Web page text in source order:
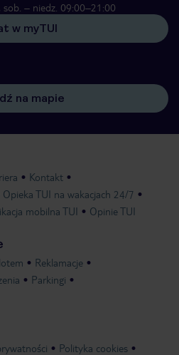
– niedz. 09:00–21:00
w myTUI
na mapie
Kontakt
Opieka TUI na wakacjach 24/7
mobilna TUI Opinie TUI
Reklamacje
Parkingi
Polityka cookies